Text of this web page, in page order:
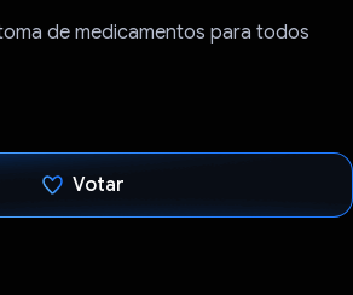
de medicamentos para todos
Votar